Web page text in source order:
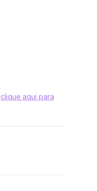
clique aqui para